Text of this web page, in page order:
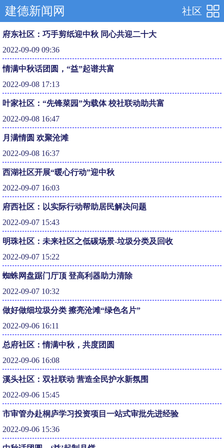
社区
建德新闻网
府东社区：巧手剪纸迎中秋 同心共迎二十大
2022-09-09 09:36
情满中秋话团圆，“益”起谱共富
2022-09-08 17:13
叶家社区：“先锋菜园”为载体 校社联动助共富
2022-09-08 16:47
月满情圆 欢聚沧滩
2022-09-08 16:37
西湖社区开展“暖心行动”迎中秋
2022-09-07 16:03
府西社区：以实际行动帮助居民解决问题
2022-09-07 15:43
明珠社区：未来社区之低碳场景-垃圾分类及回收
2022-09-07 15:22
蜘蛛网盘踞门厅顶 登高利器助力清除
2022-09-07 10:32
做好做细垃圾分类 擦亮沧滩“绿色名片”
2022-09-06 16:11
总府社区：情满中秋，共度团圆
2022-09-06 16:08
溪头社区：双社联动 营造全民护水新氛围
2022-09-06 15:45
市审管办赴桐庐学习投资项目一站式审批先进经验
2022-09-06 15:36